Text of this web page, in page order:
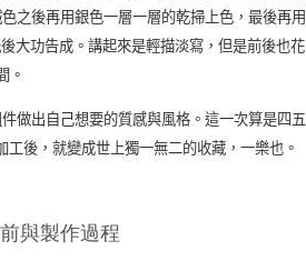
之後再用銀色一層一層的乾掃上色，最後再用
大功告成。講起來是輕描淡寫，但是前後也花
。
做出自己想要的質感與風格。這一次算是四五
後，就變成世上獨一無二的收藏，一樂也。
與製作過程